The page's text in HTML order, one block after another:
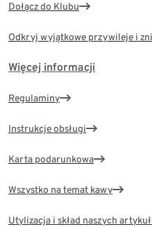
Dołącz do Klubu
Odkryj wyjątkowe przywileje i
Więcej informacji
Regulaminy
Instrukcje obsługi
Karta podarunkowa
Wszystko na temat kawy
Utylizacja i skład naszych